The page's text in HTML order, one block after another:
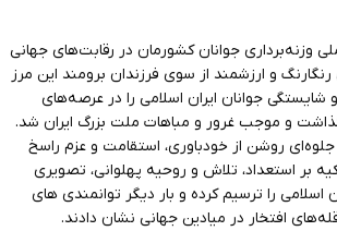
وزنه‌برداری جوانان کشورمان در رقابت‌های جهانی
و ارزشمند از سوی فرزندان برومند این مرز
و شایستگی جوانان ایران اسلامی را در عرصه‌های
و موجب غرور و مباهات ملت بزرگ ایران شد.
روشن از خودباوری، استقامت و عزم راسخ
بر استعداد، تلاش و روحیه پهلوانی، تصویری
اسلامی را ترسیم کرده و بار دیگر توانمندی های
افتخار در میادین جهانی نشان دادند.